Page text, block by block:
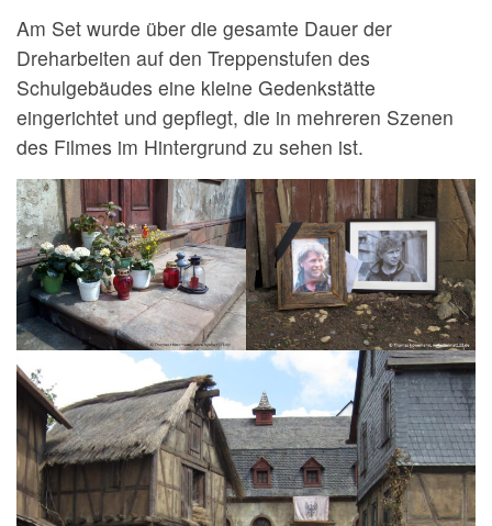
Am Set wurde über die gesamte Dauer der
Dreharbeiten auf den Treppenstufen des
Schulgebäudes eine kleine Gedenkstätte
eingerichtet und gepflegt, die in mehreren Szenen
des Filmes im Hintergrund zu sehen ist.